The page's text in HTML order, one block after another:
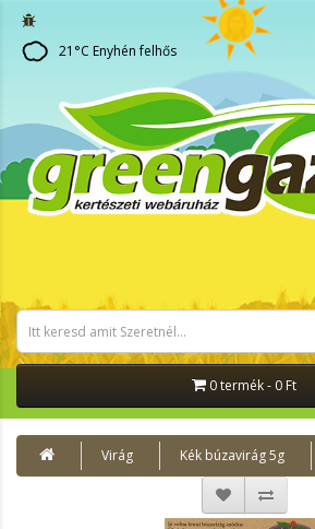
21 °C Enyhén felhős
0 termék - 0 Ft
Virág Kék búzavirág 5g